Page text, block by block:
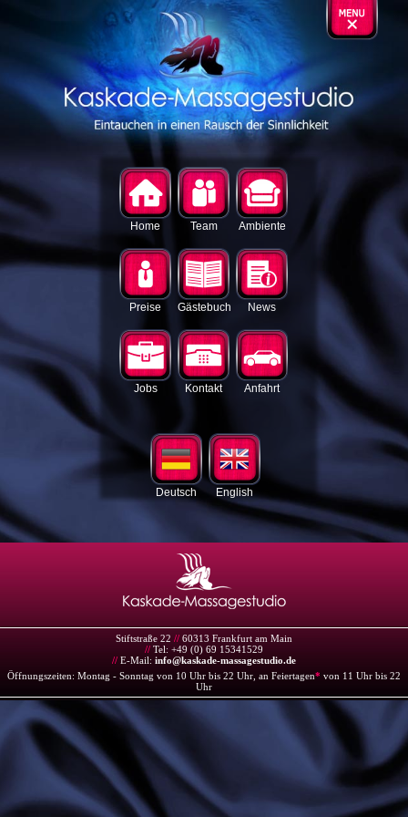
Home Team Ambiente
Preise Gästebuch News
Jobs Kontakt Anfahrt
Deutsch English
Stiftstraße 22 // 60313 Frankfurt am Main
// Tel: +49 (0) 69 15341529
// E-Mail: info@kaskade-massagestudio.de
Öffnungszeiten: Montag - Sonntag von 10 Uhr bis 22 Uhr, an Feiertagen* von 11 Uhr bis 22
Uhr